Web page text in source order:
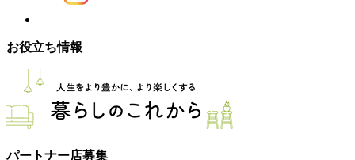
お役立ち情報
パートナー店募集